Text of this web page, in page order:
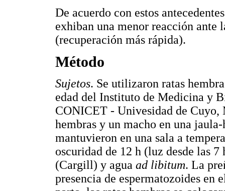
De acuerdo con estos
exhiban una menor reacción ante
(recuperación más rápida).
Método
Sujetos. Se utilizaron ratas
edad del Instituto de Medicina y
CONICET - Univesidad de Cuyo,
hembras y un macho en una
mantuvieron en una sala a
oscuridad de 12 h (luz desde las
(Cargill) y agua ad libitum. La
presencia de espermatozoides en